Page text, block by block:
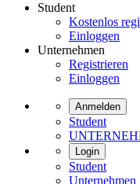
Student
Kostenlos
Einloggen
Unternehmen
Registrieren
Einloggen
Anmelden
Student
Login
Student
Unternehmen